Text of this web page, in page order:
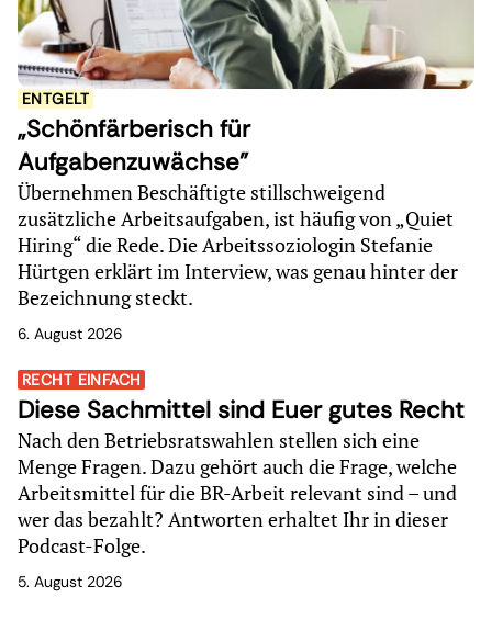
ENTGELT
„Schönfärberisch für
Aufgabenzuwächse"
Übernehmen Beschäftigte stillschweigend
zusätzliche Arbeitsaufgaben, ist häufig von „Quiet
Hiring“ die Rede. Die Arbeitssoziologin Stefanie
Hürtgen erklärt im Interview, was genau hinter der
Bezeichnung steckt.
6. August 2026
RECHT EINFACH
Diese Sachmittel sind Euer gutes Recht
Nach den Betriebsratswahlen stellen sich eine
Menge Fragen. Dazu gehört auch die Frage, welche
Arbeitsmittel für die BR-Arbeit relevant sind – und
wer das bezahlt? Antworten erhaltet Ihr in dieser
Podcast-Folge.
5. August 2026